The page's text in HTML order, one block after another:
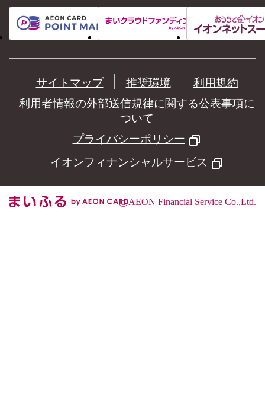
サイトマップ 推奨環境
利用規約
利用者情報の外部送信規律に関する公表事項に
ついて
プライバシーポリシー
イオンフィナンシャルサービス
©AEON Financial Service Co.,Ltd.